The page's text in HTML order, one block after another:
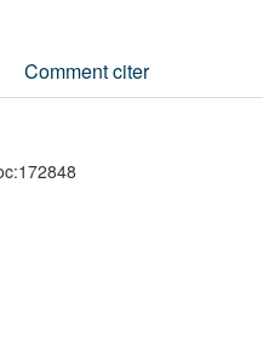
Comment citer